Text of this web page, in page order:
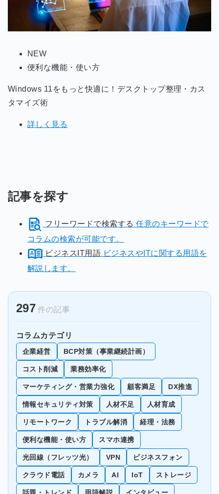
NEW
便利な機能・使い方
Windows 11をもっと快適に！デスクトップ整理・カス
タマイズ術
詳しく見る
記事を探す
フリーワードで検索する 任意のキーワードで
コラムの検索が可能です。
ビジネスIT用語 ビジネスやITに関する用語を
解説します。
297 件の記事
コラムカテゴリ
企業経営 BCP対策（事業継続計画）
コスト削減 業務効率化
マーケティング・営業力強化 顧客満足 DX推進
情報セキュリティ対策 人材不足 人材育成
リモートワーク トラブル解消 経理・法務
便利な機能・使い方 スマホ連携
光回線（フレッツ光） VPN ビジネスフォン
クラウド電話 カメラ AI IoT ストレージ
話題・トレンド 用語解説 インタビュー